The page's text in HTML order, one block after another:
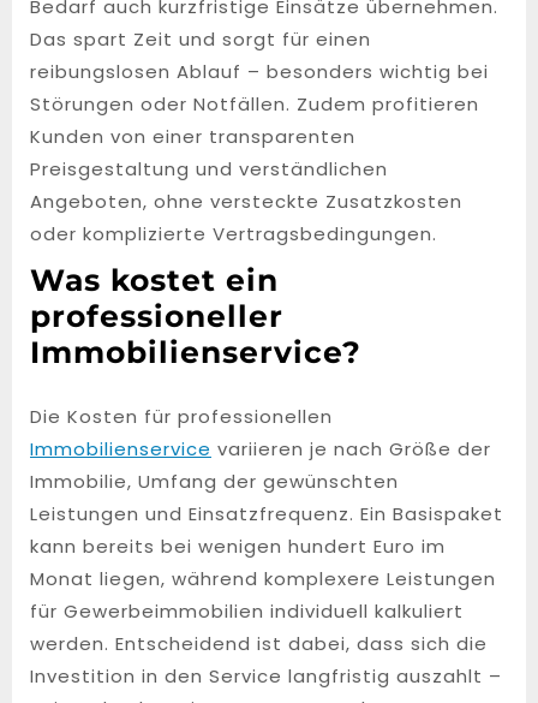
Bedarf auch kurzfristige Einsätze übernehmen.
Das spart Zeit und sorgt für einen
reibungslosen Ablauf – besonders wichtig bei
Störungen oder Notfällen. Zudem profitieren
Kunden von einer transparenten
Preisgestaltung und verständlichen
Angeboten, ohne versteckte Zusatzkosten
oder komplizierte Vertragsbedingungen.
Was kostet ein
professioneller
Immobilienservice?
Die Kosten für professionellen
Immobilienservice variieren je nach Größe der
Immobilie, Umfang der gewünschten
Leistungen und Einsatzfrequenz. Ein Basispaket
kann bereits bei wenigen hundert Euro im
Monat liegen, während komplexere Leistungen
für Gewerbeimmobilien individuell kalkuliert
werden. Entscheidend ist dabei, dass sich die
Investition in den Service langfristig auszahlt –